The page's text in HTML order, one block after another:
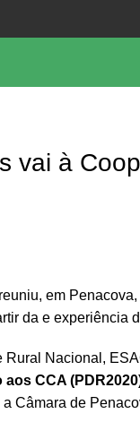
vai à
em
da e experiência
Rural Nacional,
aos CCA
Câmara de